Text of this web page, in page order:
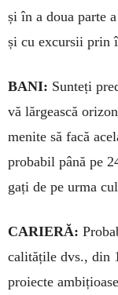
și în a doua parte
și cu excursii prin
BANI: Sunteți
vă lăr­gească
menite să facă
probabil până pe
gați de pe urma
CARIERĂ:
calitățile dvs., din
proiecte